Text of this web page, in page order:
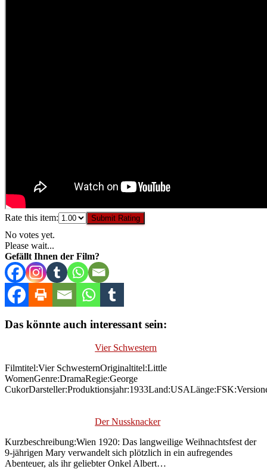
Rate this item: Submit Rating
No votes yet.
Please wait...
Gefällt Ihnen der Film?
Das könnte auch interessant sein:
Vier Schwestern
Filmtitel:Vier SchwesternOriginaltitel:Little
WomenGenre:DramaRegie:George
Der Nussknacker
Kurzbeschreibung:Wien 1920: Das langweilige Weihnachtsfest der
9-jährigen Mary verwandelt sich plötzlich in ein aufregendes
Abenteuer, als ihr geliebter Onkel Albert…